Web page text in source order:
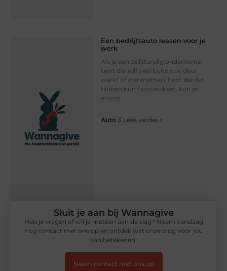
Een bedrijfsauto leasen voor je
werk
Als je een zelfstandig ondernemer
bent die zelf veel buiten de deur
werkt of werknemers hebt die dat
binnen hun functie doen, kun je
ervoor
Auto // Lees verder »
Sluit je aan bij Wannagive
Heb je vragen of wil je meteen aan de slag? Neem vandaag
nog contact met ons op en ontdek wat onze blog voor jou
kan betekenen!
Neem contact met ons op